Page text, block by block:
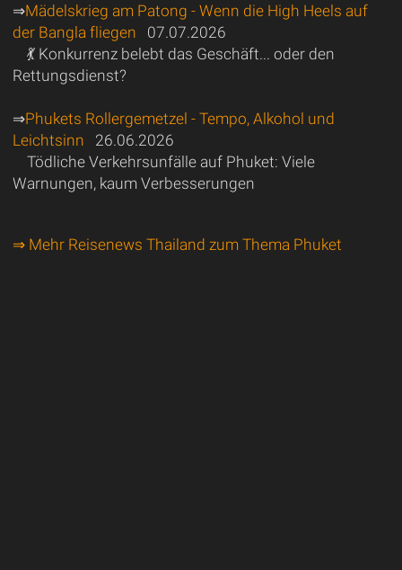
⇒Mädelskrieg am Patong - Wenn die High Heels auf
der Bangla fliegen 07.07.2026
💃 Konkurrenz belebt das Geschäft... oder den
Rettungsdienst?
⇒Phukets Rollergemetzel - Tempo, Alkohol und
Leichtsinn 26.06.2026
Tödliche Verkehrsunfälle auf Phuket: Viele
Warnungen, kaum Verbesserungen
⇒ Mehr Reisenews Thailand zum Thema Phuket